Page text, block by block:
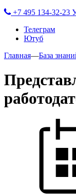
+7 495 134-32-23
Телеграм
Ютуб
Главная—База